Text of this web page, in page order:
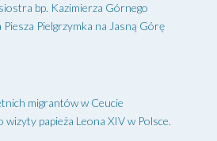
bp. Kazimierza Górnego
Pielgrzymka na Jasną Górę
migrantów w Ceucie
wizyty papieża Leona XIV w Polsce.